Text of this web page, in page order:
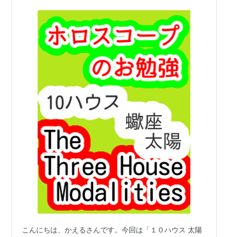
こんにちは、かえるさんです。今回は「１０ハウス 太陽